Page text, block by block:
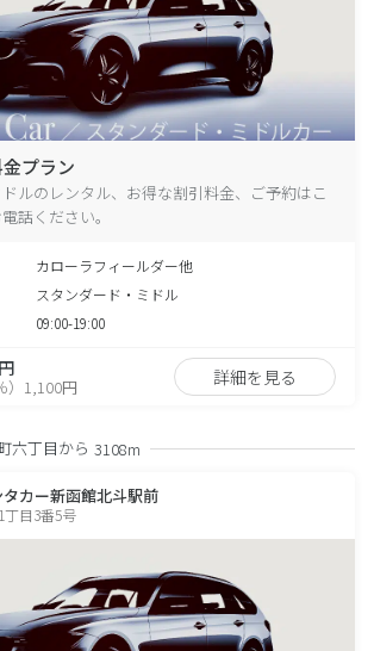
プラン
ルのレンタル、お得な割引料金、ご予約はこ
話ください。
カローラフィールダー他
スタンダード・ミドル
09:00-19:00
）1,100円 詳細を見る
六丁目から 3108m
タカー新函館北斗駅前
目3番5号